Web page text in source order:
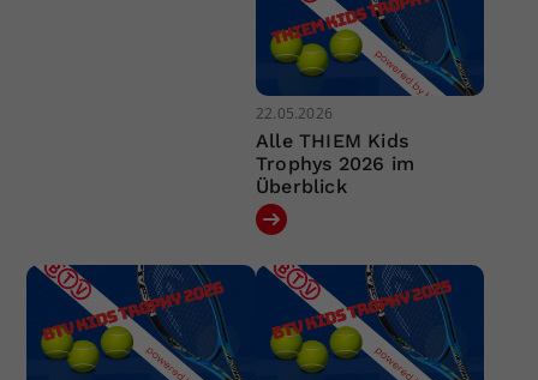
22.05.2026
Alle THIEM Kids
Trophys 2026 im
Überblick